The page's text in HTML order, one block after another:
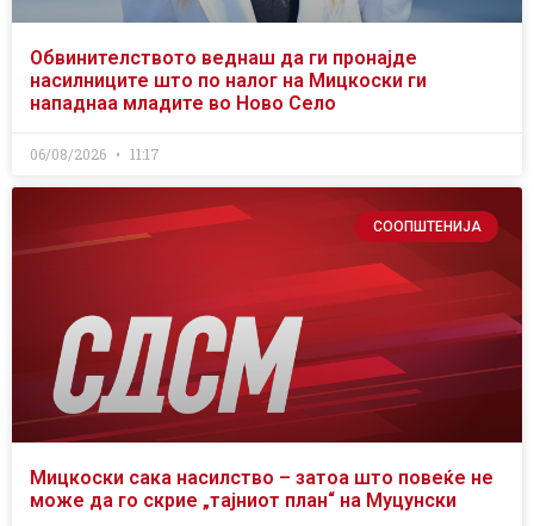
Обвинителството веднаш да ги пронајде
насилниците што по налог на Мицкоски ги
нападнаа младите во Ново Село
06/08/2026 11:17
СООПШТЕНИЈА
Мицкоски сака насилство – затоа што повеќе не
може да го скрие „тајниот план“ на Муцунски